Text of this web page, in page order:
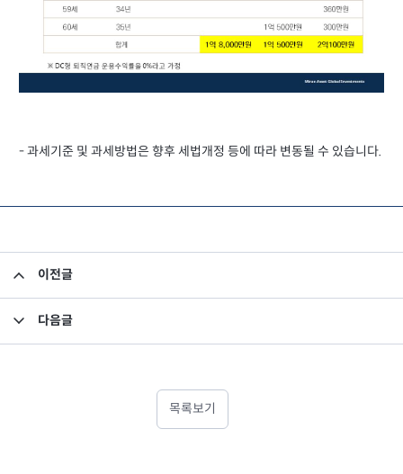
- 과세기준 및 과세방법은 향후 세법개정 등에 따라 변동될 수 있습니다.
이전글
다음글
목록보기